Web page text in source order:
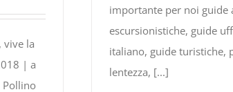
importante per noi guide
escursionistiche, guide
italiano, guide turistiche,
lentezza, [...]
vive la
| a
Pollino